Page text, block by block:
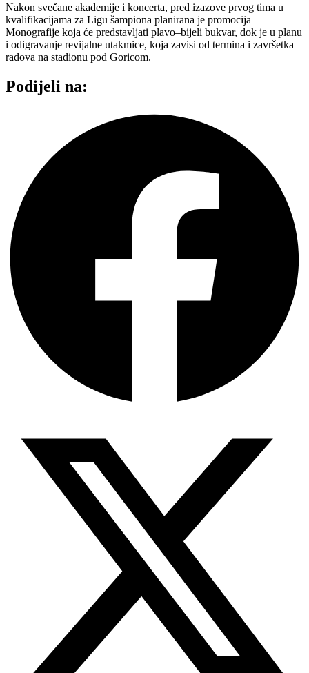
Nakon svečane akademije i koncerta, pred izazove prvog tima u
kvalifikacijama za Ligu šampiona planirana je promocija
Monografije koja će predstavljati plavo–bijeli bukvar, dok je u planu
i odigravanje revijalne utakmice, koja zavisi od termina i završetka
radova na stadionu pod Goricom.
Podijeli na: